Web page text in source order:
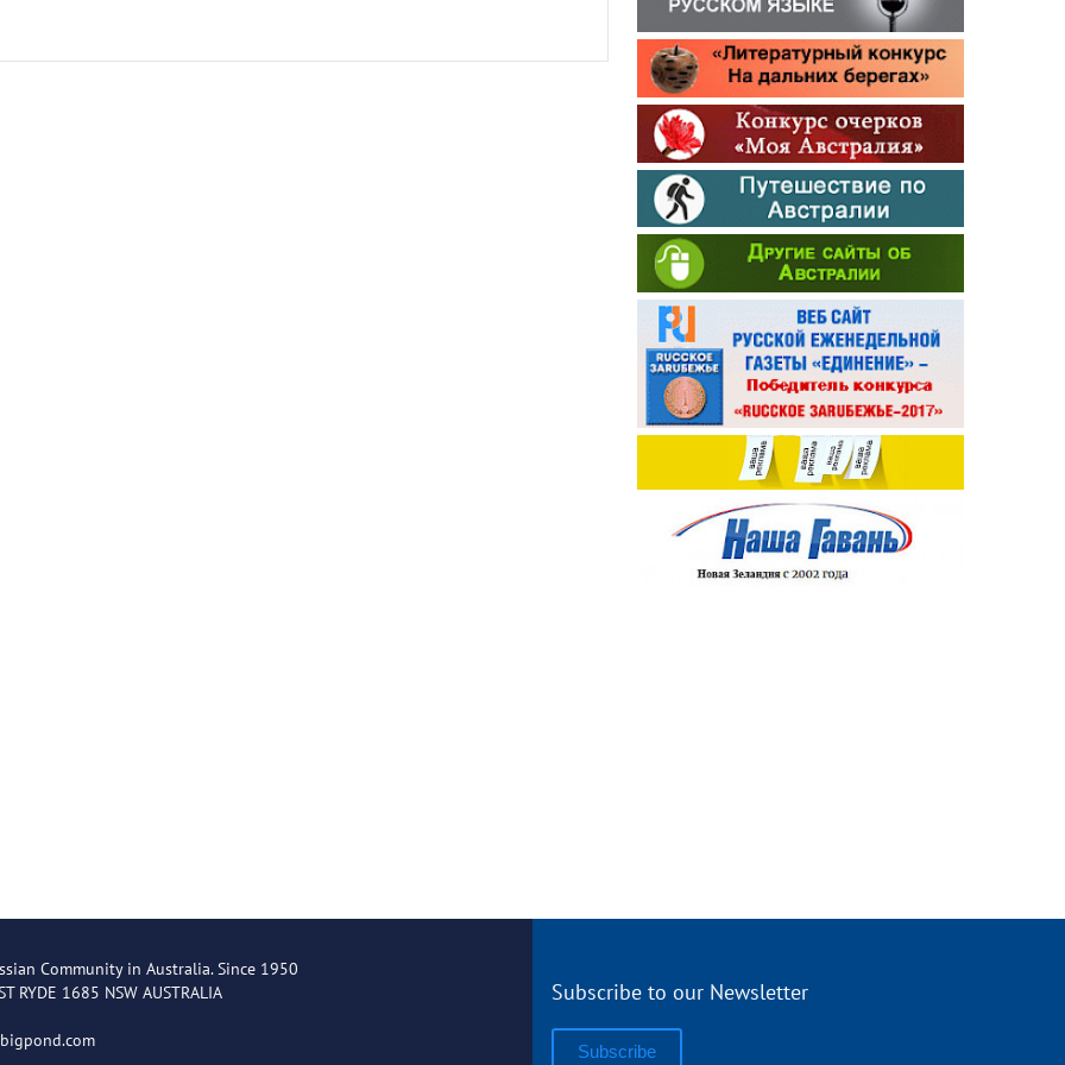
Community in Australia. Since 1950
RYDE 1685 NSW AUSTRALIA
Subscribe to our Newsletter
Subscribe